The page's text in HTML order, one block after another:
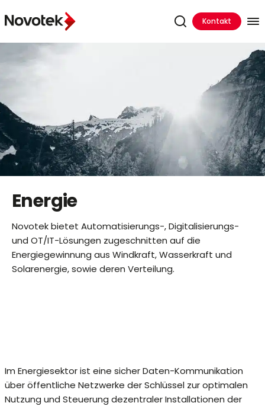
Kontakt
Energie
Novotek bietet Automatisierungs-, Digitalisierungs-
und OT/IT-Lösungen zugeschnitten auf die
Energiegewinnung aus Windkraft, Wasserkraft und
Solarenergie, sowie deren Verteilung.
Im Energiesektor ist eine sicher Daten-Kommunikation
über öffentliche Netzwerke der Schlüssel zur optimalen
Nutzung und Steuerung dezentraler Installationen der